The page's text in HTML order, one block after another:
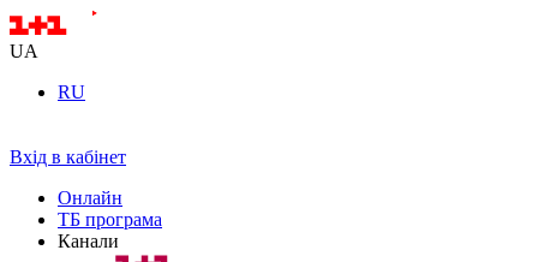
UA
RU
Вхід в кабінет
Онлайн
ТБ програма
Канали